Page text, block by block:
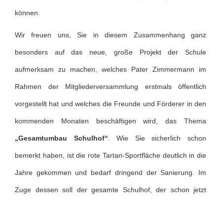
können.
Wir freuen uns, Sie in diesem Zusammenhang ganz
besonders auf das neue, große Projekt der Schule
aufmerksam zu machen, welches Pater Zimmermann im
Rahmen der Mitgliederversammlung erstmals öffentlich
vorgestellt hat und welches die Freunde und Förderer in den
kommenden Monaten beschäftigen wird, das Thema
„Gesamtumbau Schulhof“ . Wie Sie sicherlich schon
bemerkt haben, ist die rote Tartan-Sportfläche deutlich in die
Jahre gekommen und bedarf dringend der Sanierung. Im
Zuge dessen soll der gesamte Schulhof, der schon jetzt